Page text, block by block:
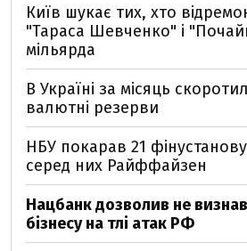
Київ шукає тих, хто
"Тараса Шевченко" і
мільярда
В Україні за місяць
валютні резерви
НБУ покарав 21
серед них Райффайзен
Нацбанк дозволив не
бізнесу на тлі атак РФ